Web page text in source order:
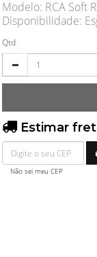
Modelo: RCA Soft
Disponibilidade:
Qtd
Estimar
Não sei meu CEP